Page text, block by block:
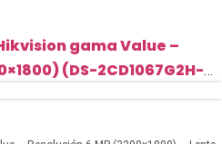
gama Value –
(DS-2CD1067G2H-